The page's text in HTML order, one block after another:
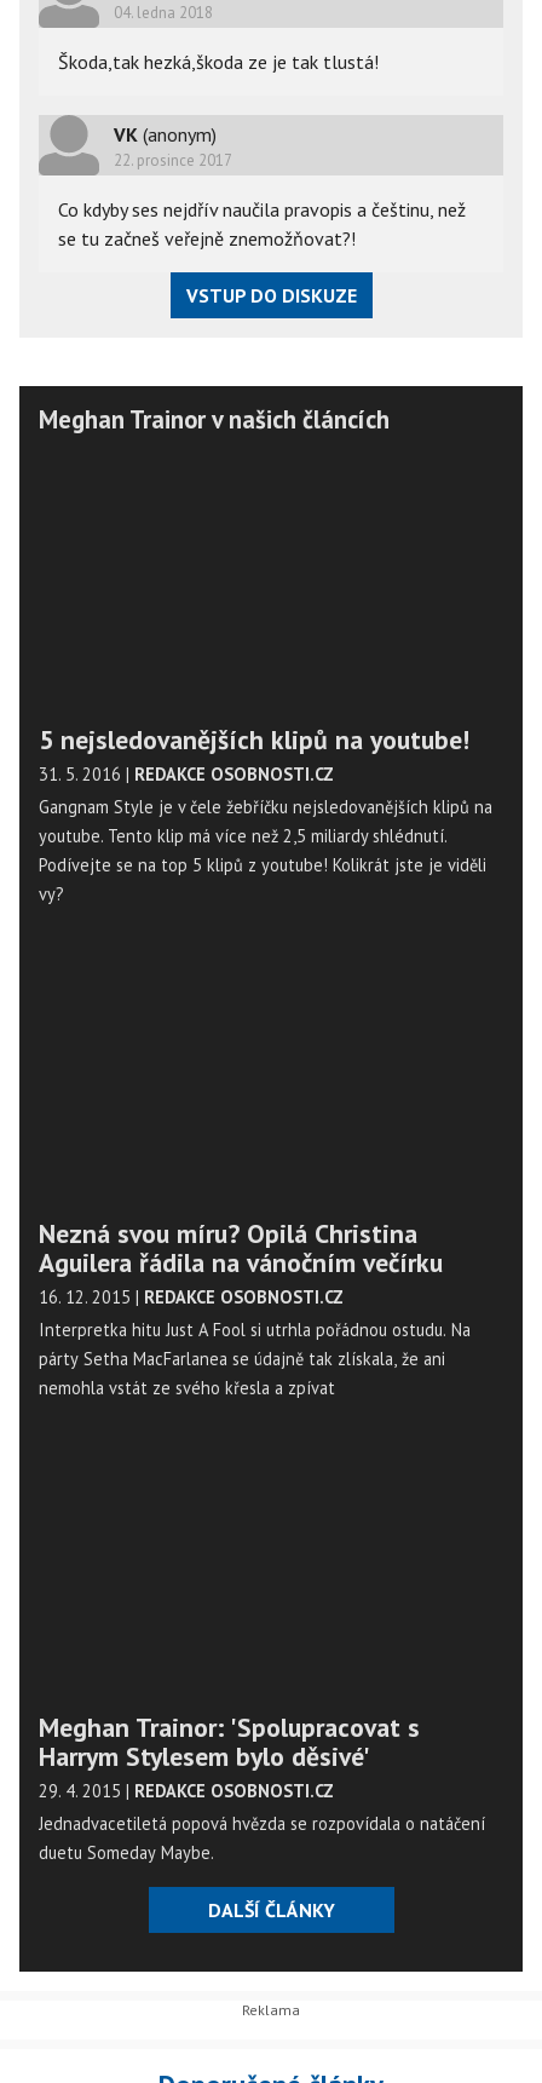
04. ledna 2018
Škoda,tak hezká,škoda ze je tak tlustá!
VK (anonym)
22. prosince 2017
Co kdyby ses nejdřív naučila pravopis a češtinu, než
se tu začneš veřejně znemožňovat?!
VSTUP DO DISKUZE
Meghan Trainor v našich článcích
5 nejsledovanějších klipů na youtube!
31. 5. 2016 | REDAKCE OSOBNOSTI.CZ
Gangnam Style je v čele žebříčku nejsledovanějších klipů na
youtube. Tento klip má více než 2,5 miliardy shlédnutí.
Podívejte se na top 5 klipů z youtube! Kolikrát jste je viděli
vy?
Nezná svou míru? Opilá Christina
Aguilera řádila na vánočním večírku
16. 12. 2015 | REDAKCE OSOBNOSTI.CZ
Interpretka hitu Just A Fool si utrhla pořádnou ostudu. Na
párty Setha MacFarlanea se údajně tak zlískala, že ani
nemohla vstát ze svého křesla a zpívat
Meghan Trainor: 'Spolupracovat s
Harrym Stylesem bylo děsivé'
29. 4. 2015 | REDAKCE OSOBNOSTI.CZ
Jednadvacetiletá popová hvězda se rozpovídala o natáčení
duetu Someday Maybe.
DALŠÍ ČLÁNKY